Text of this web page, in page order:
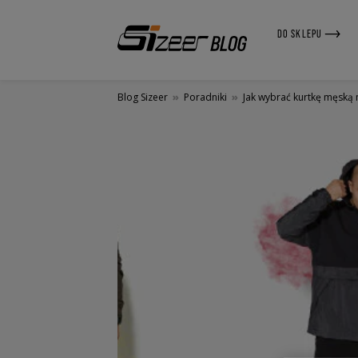
DO SKLEPU
Blog Sizeer » Poradniki » Jak wybrać kurtkę męską